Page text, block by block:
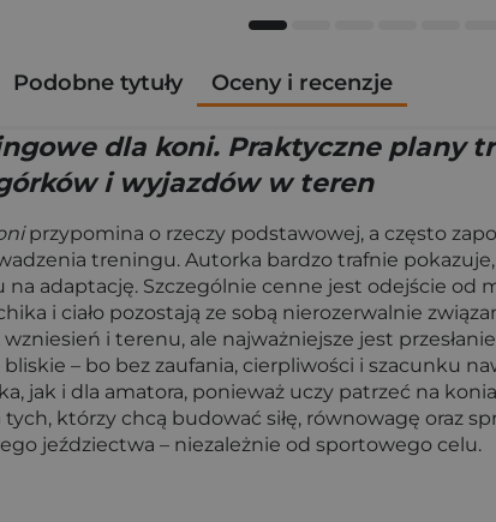
Podobne tytuły Oceny i recenzje
dla koni. Praktyczne plany
i wyjazdów w teren
przypomina o rzeczy podstawowej, a często
treningu. Autorka bardzo trafnie
adaptację. Szczególnie cenne jest odejście od
i ciało pozostają ze sobą nierozerwalnie
i terenu, ale najważniejsze jest
– bo bez zaufania, cierpliwości i szacunku
jak i dla amatora, ponieważ uczy patrzeć na
którzy chcą budować siłę, równowagę oraz
jeździectwa – niezależnie od sportowego celu.